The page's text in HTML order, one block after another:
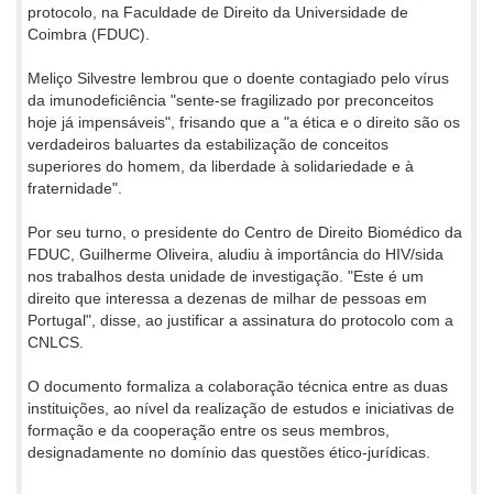
protocolo, na Faculdade de Direito da Universidade de
Coimbra (FDUC).
Meliço Silvestre lembrou que o doente contagiado pelo vírus
da imunodeficiência "sente-se fragilizado por preconceitos
hoje já impensáveis", frisando que a "a ética e o direito são os
verdadeiros baluartes da estabilização de conceitos
superiores do homem, da liberdade à solidariedade e à
fraternidade".
Por seu turno, o presidente do Centro de Direito Biomédico da
FDUC, Guilherme Oliveira, aludiu à importância do HIV/sida
nos trabalhos desta unidade de investigação. "Este é um
direito que interessa a dezenas de milhar de pessoas em
Portugal", disse, ao justificar a assinatura do protocolo com a
CNLCS.
O documento formaliza a colaboração técnica entre as duas
instituições, ao nível da realização de estudos e iniciativas de
formação e da cooperação entre os seus membros,
designadamente no domínio das questões ético-jurídicas.